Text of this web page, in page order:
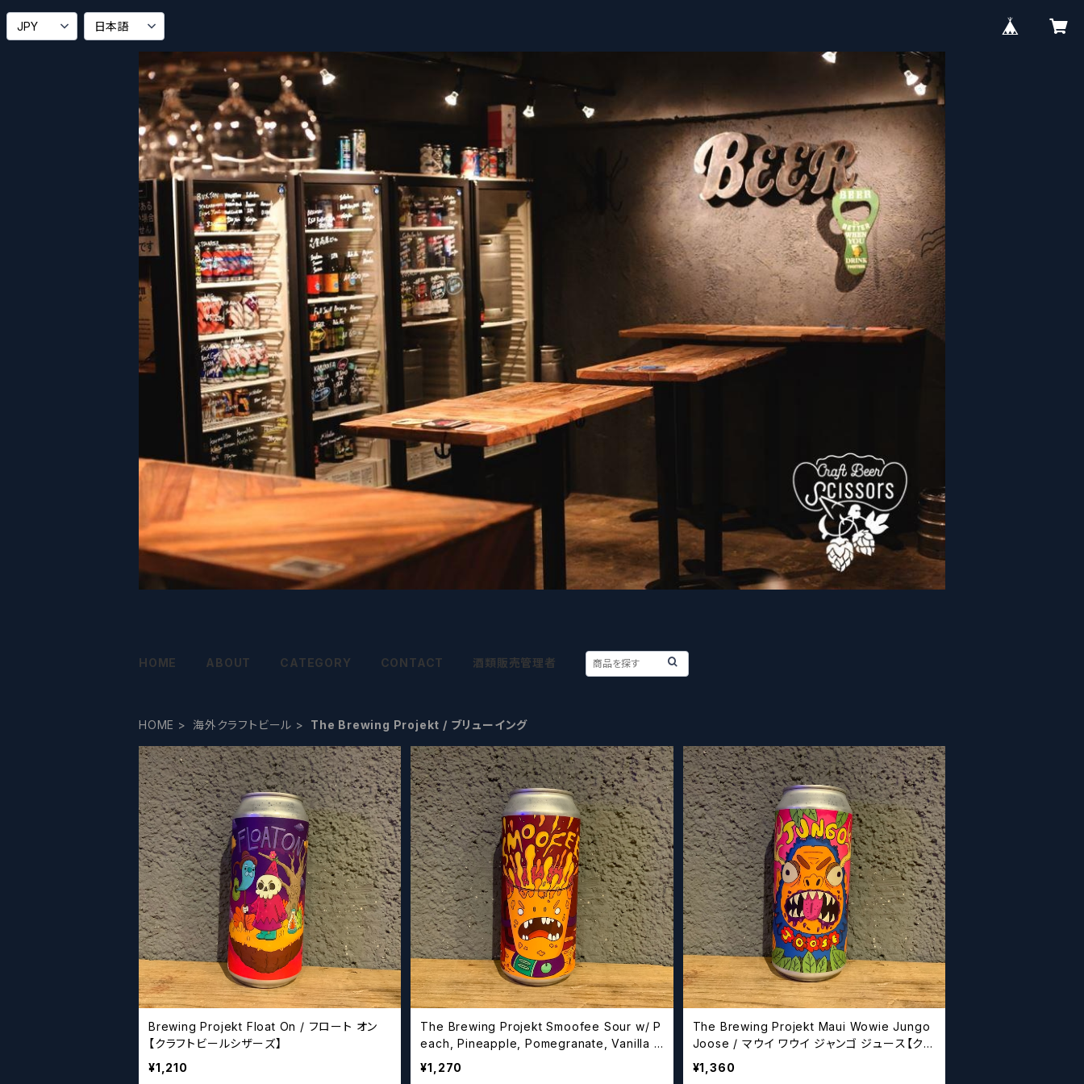
HOME ABOUT CATEGORY CONTACT 酒類販売管理者
HOME 海外クラフトビール The Brewing Projekt / ブリューイング
Brewing Projekt Float On / フロート オン
【クラフトビールシザーズ】
¥1,210
The Brewing Projekt Smoofee Sour w/ P
each, Pineapple, Pomegranate, Vanilla /
スムーフィー サワー ウィズ ピーチ パイナップ
ル ポメグラネイト バニラ【クラフトビールシザー
¥1,270
The Brewing Projekt Maui Wowie Jungo
Joose / マウイ ワウイ ジャンゴ ジュース【クラ
フトビールシザーズ】
¥1,360